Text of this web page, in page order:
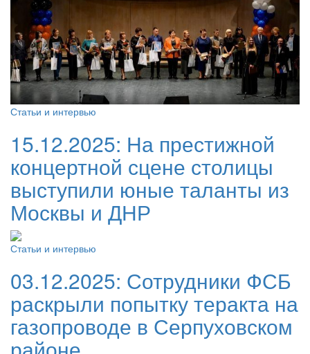
Статьи и интервью
15.12.2025: На престижной
концертной сцене столицы
выступили юные таланты из
Москвы и ДНР
Статьи и интервью
03.12.2025: Сотрудники ФСБ
раскрыли попытку теракта на
газопроводе в Серпуховском